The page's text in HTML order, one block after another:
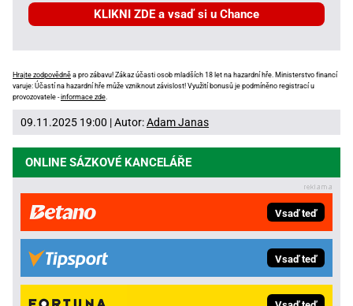
KLIKNI ZDE a vsaď si u Chance
Hrajte zodpovědně a pro zábavu! Zákaz účasti osob mladších 18 let na hazardní hře. Ministerstvo financí
varuje: Účastí na hazardní hře může vzniknout závislost! Využití bonusů je podmíněno registrací u
provozovatele -informace zde
09.11.2025 19:00 | Autor:Adam Janas
ONLINE SÁZKOVÉ KANCELÁŘE
Vsaď teď
Vsaď teď